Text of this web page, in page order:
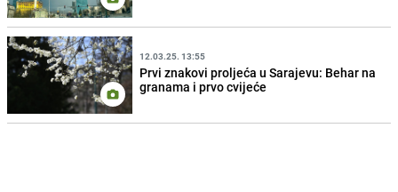
12.03.25. 13:55
Prvi znakovi proljeća u Sarajevu: Behar na
granama i prvo cvijeće